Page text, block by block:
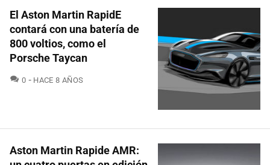
El Aston Martin RapidE
contará con una batería de
800 voltios, como el
Porsche Taycan
0 COMENTARIOS
HACE 8 AÑOS
Aston Martin Rapide AMR: